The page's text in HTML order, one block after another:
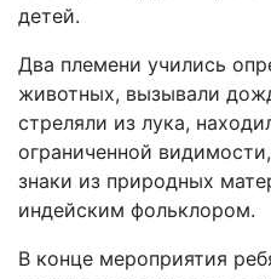
детей.
Два племени учились
животных, вызывали
стреляли из лука,
ограниченной
знаки из природных
индейским фольклором.
В конце мероприятия